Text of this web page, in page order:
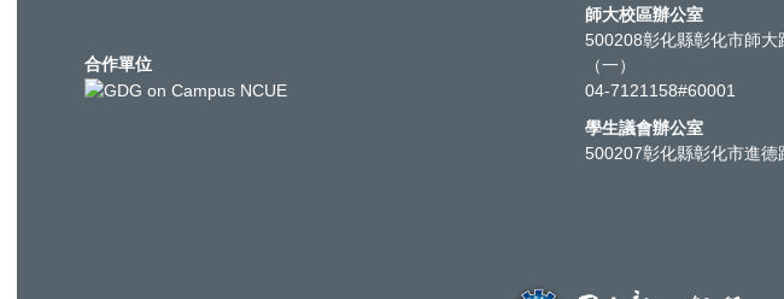
合作單位
師大校區辦公室
500208彰化縣彰化市師
（一）
04-7121158#60001
學生議會辦公室
500207彰化縣彰化市進